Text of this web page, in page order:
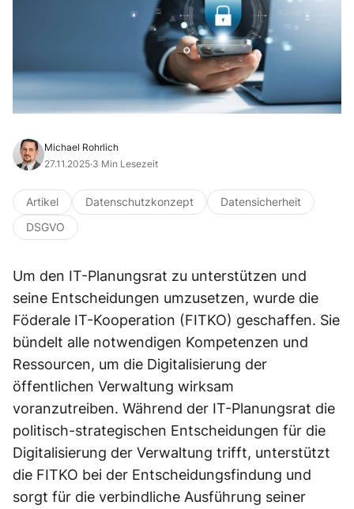
Michael Rohrlich
27.11.2025·3 Min Lesezeit
Artikel Datenschutzkonzept
Datensicherheit
DSGVO
Um den IT-Planungsrat zu unterstützen und
seine Entscheidungen umzusetzen, wurde die
Föderale IT-Kooperation (FITKO) geschaffen. Sie
bündelt alle notwendigen Kompetenzen und
Ressourcen, um die Digitalisierung der
öffentlichen Verwaltung wirksam
voranzutreiben. Während der IT-Planungsrat die
politisch-strategischen Entscheidungen für die
Digitalisierung der Verwaltung trifft, unterstützt
die FITKO bei der Entscheidungsfindung und
sorgt für die verbindliche Ausführung seiner